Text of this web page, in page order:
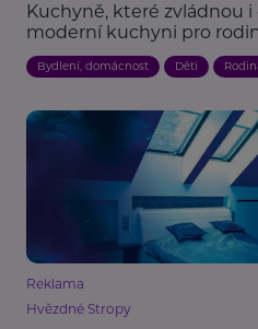
Kuchyně, které zvládnou i
moderní kuchyni pro
Bydlení, domácnost Děti
Reklama
Hvězdné Stropy